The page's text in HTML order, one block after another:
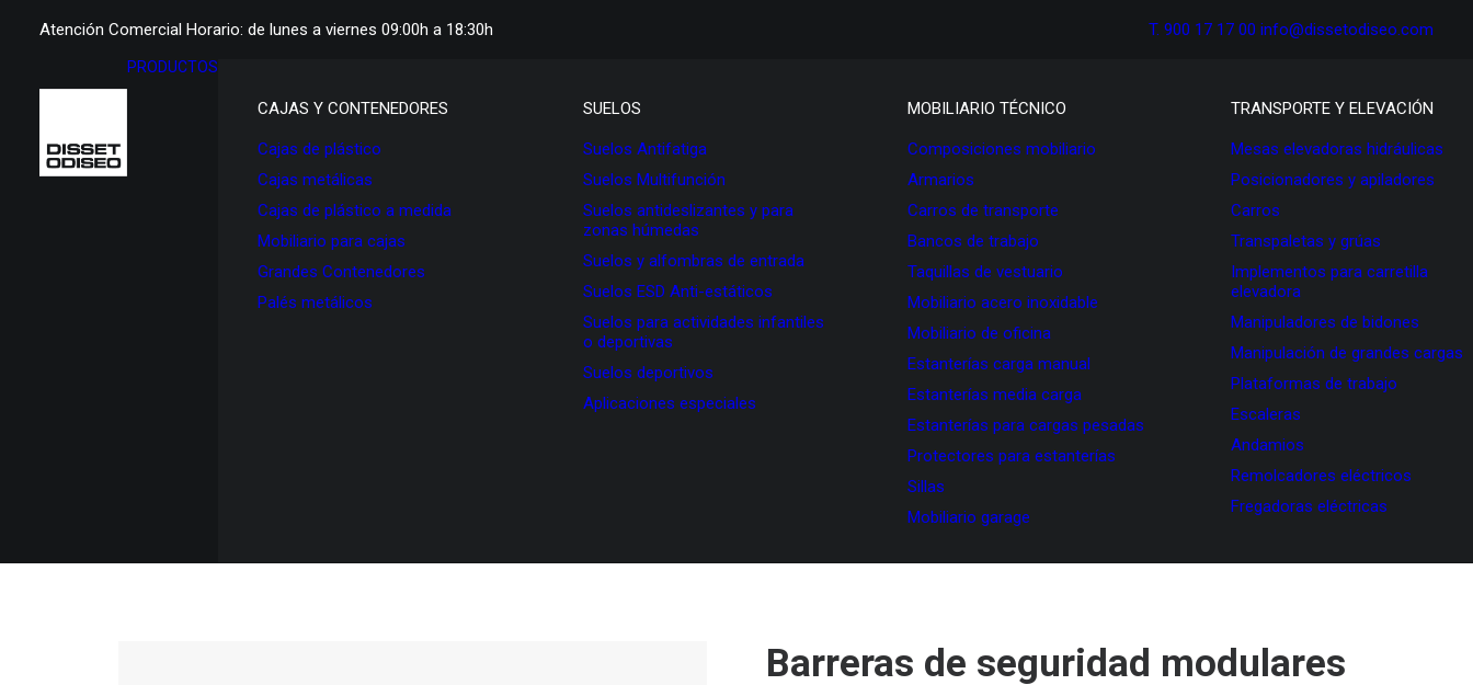
Atención Comercial Horario: de lunes a viernes 09:00h a 18:30h T. 900 17 17 00 info@dissetodiseo.com
PRODUCTOS
CAJAS Y CONTENEDORES
Cajas de plástico
Cajas metálicas
Cajas de plástico a medida
Mobiliario para cajas
Grandes Contenedores
Palés metálicos
SUELOS
Suelos Antifatiga
Suelos Multifunción
Suelos antideslizantes y para
zonas húmedas
Suelos y alfombras de entrada
Suelos ESD Anti-estáticos
Suelos para actividades infantiles
o deportivas
Suelos deportivos
Aplicaciones especiales
MOBILIARIO TÉCNICO
Composiciones mobiliario
Armarios
Carros de transporte
Bancos de trabajo
Taquillas de vestuario
Mobiliario acero inoxidable
Mobiliario de oficina
Estanterías carga manual
Estanterías media carga
Estanterías para cargas pesadas
Protectores para estanterías
Sillas
Mobiliario garage
TRANSPORTE Y ELEVACIÓN
Mesas elevadoras hidráulicas
Posicionadores y apiladores
Carros
Transpaletas y grúas
Implementos para carretilla
elevadora
Manipuladores de bidones
Manipulación de grandes cargas
Plataformas de trabajo
Escaleras
Andamios
Remolcadores eléctricos
Fregadoras eléctricas
Barreras de seguridad modulares